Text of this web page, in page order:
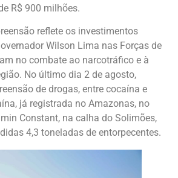
R$ 900 milhões.
reflete os investimentos
Wilson Lima nas Forças de
no combate ao narcotráfico e à
No último dia 2 de agosto,
de drogas, entre cocaína e
já registrada no Amazonas, no
Constant, na calha do Solimões,
4,3 toneladas de entorpecentes.